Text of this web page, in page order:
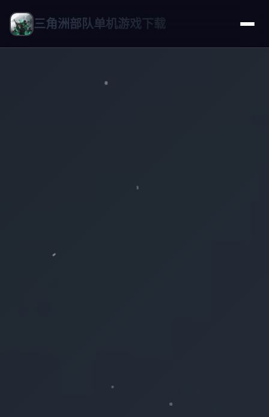
三角洲部队单机游戏下载